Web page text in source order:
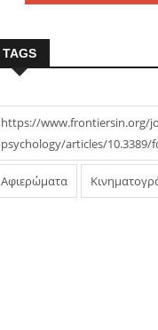
TAGS
https://www.frontiersin.org/
psychology/articles/10.3389/
Αφιερώματα